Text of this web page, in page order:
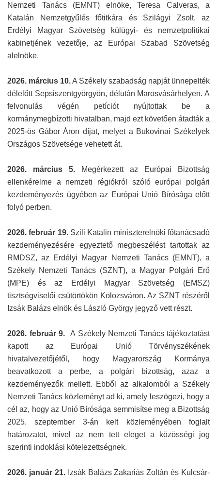
Nemzeti Tanács (EMNT) elnöke, Teresa Calveras, a
Katalán Nemzetgyűlés főtitkára és Szilágyi Zsolt, az
Erdélyi Magyar Szövetség külügyi- és nemzetpolitikai
kabinetjének vezetője, az Európai Szabad Szövetség
alelnöke.
2026. március 10.A Székely szabadság napját ünnepelték
délelőtt Sepsiszentgyörgyön, délután Marosvásárhelyen. A
felvonulás végén petíciót nyújtottak be a
kormánymegbízotti hivatalban, majd ezt követően átadták a
2025-ös Gábor Áron díjat, melyet a Bukovinai Székelyek
Országos Szövetsége vehetett át.
2026. március 5. Megérkezett az Európai Bizottság
ellenkérelme a nemzeti régiókról szóló európai polgári
kezdeményezés ügyében az Európai Unió Bírósága előtt
folyó perben.
2026. február 19.Szili Katalin miniszterelnöki főtanácsadó
kezdeményezésére egyeztető megbeszélést tartottak az
RMDSZ, az Erdélyi Magyar Nemzeti Tanács (EMNT), a
Székely Nemzeti Tanács (SZNT), a Magyar Polgári Erő
(MPE) és az Erdélyi Magyar Szövetség (EMSZ)
tisztségviselői csütörtökön Kolozsváron. Az SZNT részéről
Izsák Balázs elnök és László György jegyző vett részt.
2026. február 9. A Székely Nemzeti Tanács tájékoztatást
kapott az Európai Unió Törvényszékének
hivatalvezetőjétől, hogy Magyarország Kormánya
beavatkozott a perbe, a polgári bizottság, azaz a
kezdeményezők mellett. Ebből az alkalomból a Székely
Nemzeti Tanács közleményt ad ki, amely leszögezi, hogy a
cél az, hogy az Unió Bírósága semmisítse meg a Bizottság
2025. szeptember 3-án kelt közleményében foglalt
határozatot, mivel az nem tett eleget a közösségi jog
szerinti indoklási kötelezettségnek.
2026. január 21. Izsák Balázs Zakariás Zoltán és Kulcsár-